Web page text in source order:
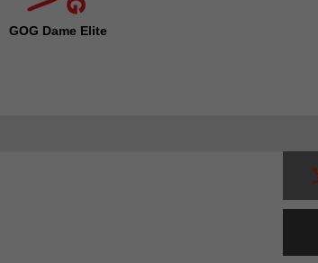
GOG Dame Elite